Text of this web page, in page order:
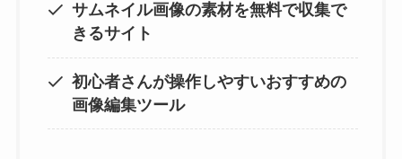
サムネイル画像の素材を無料で収集で
きるサイト
初心者さんが操作しやすいおすすめの
画像編集ツール